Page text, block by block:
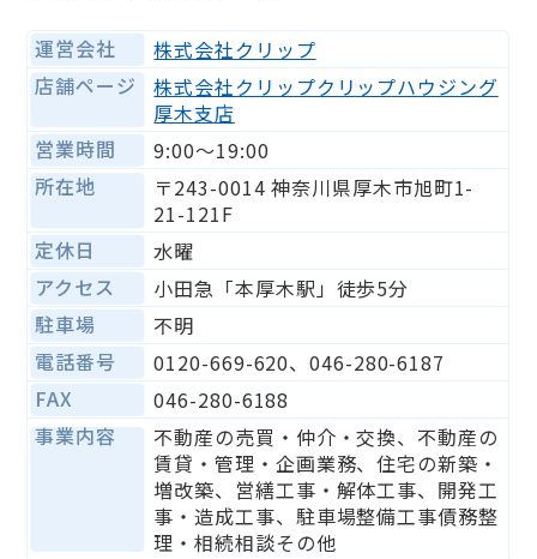
運営会社
株式会社クリップ
店舗ページ
株式会社クリップクリップハウジング
厚木支店
営業時間
9:00〜19:00
所在地
〒243-0014 神奈川県厚木市旭町1-
21-121F
定休日
水曜
アクセス
小田急「本厚木駅」徒歩5分
駐車場
不明
電話番号
0120-669-620、046-280-6187
FAX
046-280-6188
事業内容
不動産の売買・仲介・交換、不動産の
賃貸・管理・企画業務、住宅の新築・
増改築、営繕工事・解体工事、開発工
事・造成工事、駐車場整備工事債務整
理・相続相談その他